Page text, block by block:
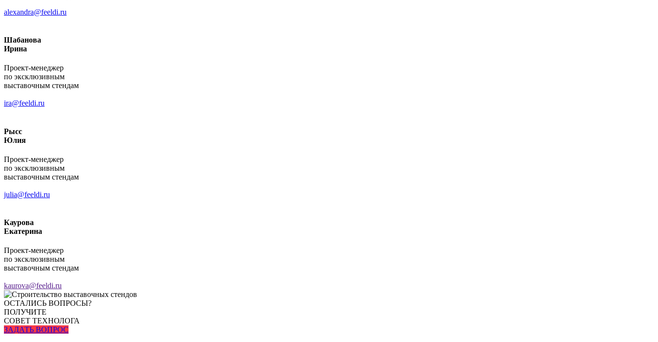
alexandra@feeldi.ru
Шабанова
Ирина
Проект-менеджер
по эксклюзивным
выставочным стендам
ira@feeldi.ru
Рысс
Юлия
Проект-менеджер
по эксклюзивным
выставочным стендам
julia@feeldi.ru
Каурова
Екатерина
Проект-менеджер
по эксклюзивным
выставочным стендам
kaurova@feeldi.ru
ОСТАЛИСЬ ВОПРОСЫ?
ПОЛУЧИТЕ
СОВЕТ ТЕХНОЛОГА
ЗАДАТЬ ВОПРОС